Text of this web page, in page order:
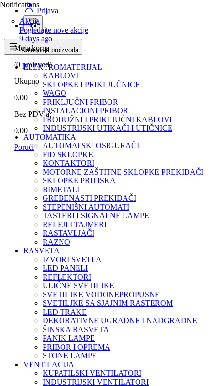
Notifications
Akcija
Pogledajte nove akcije
9 days ago
Prijava
Moja korpa
(0 proizvod)
Ukupno
0,00
Bez PDV-a:
0,00
Poruči
Kategorija proizvoda
ELEKTROMATERIJAL
KABLOVI
SKLOPKE I PRIKLJUČNICE
WAGO
PRIKLJUČNI PRIBOR
INSTALACIONI PRIBOR
PRODUŽNI I PRIKLJUČNI KABLOVI
INDUSTRIJSKI UTIKAČI I UTIČNICE
AUTOMATIKA
AUTOMATSKI OSIGURAČI
FID SKLOPKE
KONTAKTORI
MOTORNE ZAŠTITNE SKLOPKE PREKIDAČI
SKLOPKE PRITISKA
BIMETALI
GREBENASTI PREKIDAČI
STEPENIŠNI AUTOMATI
TASTERI I SIGNALNE LAMPE
RELEJI I TAJMERI
RASTAVLJAČI
RAZNO
RASVETA
IZVORI SVETLA
LED PANELI
REFLEKTORI
ULIČNE SVETILJKE
SVETILJKE VODONEPROPUSNE
SVETILJKE SA SJAJNIM RASTEROM
LED TRAKE
DEKORATIVNE UGRADNE I NADGRADNE
ŠINSKA RASVETA
PANIK LAMPE
PRIBOR I OPREMA
STONE LAMPE
VENTILACIJA
KUPATILSKI VENTILATORI
INDUSTRIJSKI VENTILATORI